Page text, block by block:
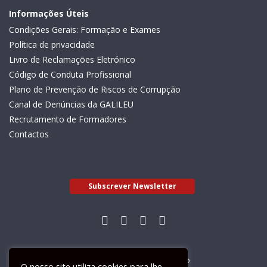
Informações Úteis
Condições Gerais: Formação e Exames
Política de privacidade
Livro de Reclamações Eletrónico
Código de Conduta Profissional
Plano de Prevenção de Riscos de Corrupção
Canal de Denúncias da GALILEU
Recrutamento de Formadores
Contactos
Subscrever Newsletter
Livro de Reclamações Electrónico